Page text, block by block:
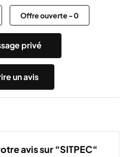
Offre ouverte -0
privé
un avis
avis sur “SITPEC“